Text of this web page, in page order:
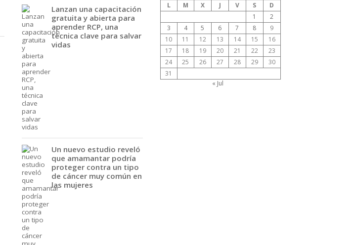
Lanzan una capacitación
gratuita y abierta para
aprender RCP, una
técnica clave para salvar
vidas
Un nuevo estudio reveló
que amamantar podría
proteger contra un tipo
de cáncer muy común en
las mujeres
L M X J V S
D
1
2
3
4 5 6 7 8
9
10
11 12 13 14 15
16
17
18 19 20 21 22
23
24
25 26 27 28 29
30
31
« Jul